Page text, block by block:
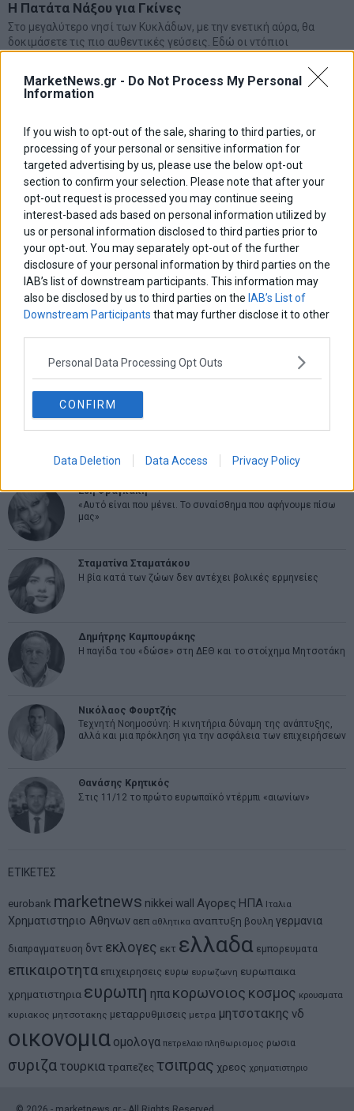
MarketNews.gr - Do Not Process My Personal
Information
If you wish to opt-out of the sale, sharing to third parties, or
processing of your personal or sensitive information for
targeted advertising by us, please use the below opt-out
section to confirm your selection. Please note that after your
opt-out request is processed you may continue seeing
interest-based ads based on personal information utilized by
us or personal information disclosed to third parties prior to
your opt-out. You may separately opt-out of the further
disclosure of your personal information by third parties on the
IAB’s list of downstream participants. This information may
also be disclosed by us to third parties on the IAB’s List of
Downstream Participants that may further disclose it to other
Personal Data Processing Opt Outs
CONFIRM
Data Deletion Data Access Privacy Policy
Η Πατάτα Νάξου για Γκίνες
Στο μεγαλύτερο νησί των Κυκλάδων, με την ενετική αύρα, θα
δοκιμάσετε τις πιο αυθεντικές γεύσεις. Εδώ οι ντόπιοι
ΑΡΘΡΟΓΡΑΦΟΙ
Ελευθερία Κούρταλη
Οι «τιμωροί» των ομολόγων επέστρεψαν
Εύη Φραγκάκη
«Αυτό είναι που μένει. Το συναίσθημα που αφήνουμε πίσω
μας»
Σταματίνα Σταματάκου
Η βία κατά των ζώων δεν αντέχει βολικές ερμηνείες
Δημήτρης Καμπουράκης
Η παγίδα του «δώσε» στη ΔΕΘ και το στοίχημα Μητσοτάκη
Νικόλαος Φουρτζής
Τεχνητή Νοημοσύνη: Η κινητήρια δύναμη της ανάπτυξης,
αλλά και μια πρόκληση για την ασφάλεια των επιχειρήσεων
Θανάσης Κρητικός
Στις 11/12 το πρώτο ευρωπαϊκό ντέρμπι «αιωνίων»
ΕΤΙΚΕΤΕΣ
eurobank marketnews nikkei wall Αγορες ΗΠΑ Ιταλια
Χρηματιστηριο Αθηνων αεπ αθλητικα αναπτυξη βουλη γερμανια
διαπραγματευση δντ εκλογες εκτ ελλαδα εμπορευματα
επικαιροτητα επιχειρησεις ευρω ευρωζωνη ευρωπαικα
χρηματιστηρια ευρωπη ηπα κορωνοιος κοσμος κρουσματα
κυριακος μητσοτακης μεταρρυθμισεις μετρα μητσοτακης νδ
οικονομια ομολογα πετρελαιο πληθωρισμος ρωσια
συριζα τουρκια τραπεζες τσιπρας χρεος χρηματιστηριο